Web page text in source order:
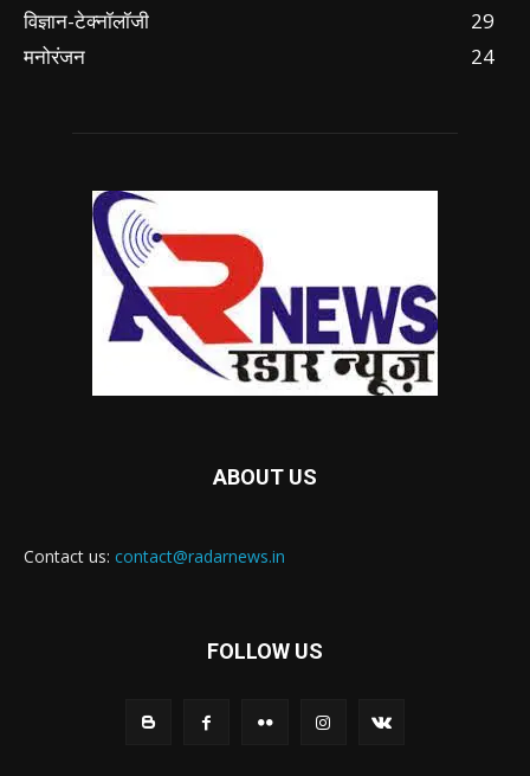
विज्ञान-टेक्नॉलॉजी
29
मनोरंजन
24
ABOUT US
Contact us: contact@radarnews.in
FOLLOW US